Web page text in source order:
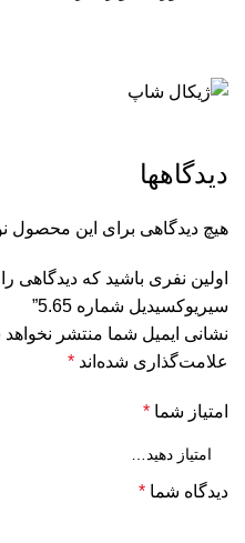
دیدگاهها
هیچ دیدگاهی برای این محصول
اولین نفری باشید که دیدگاهی
سیریوکسیدیل شماره 5.65”
نشانی ایمیل شما منتشر
علامت‌گذاری شده‌اند *
امتیاز شما *
دیدگاه شما *